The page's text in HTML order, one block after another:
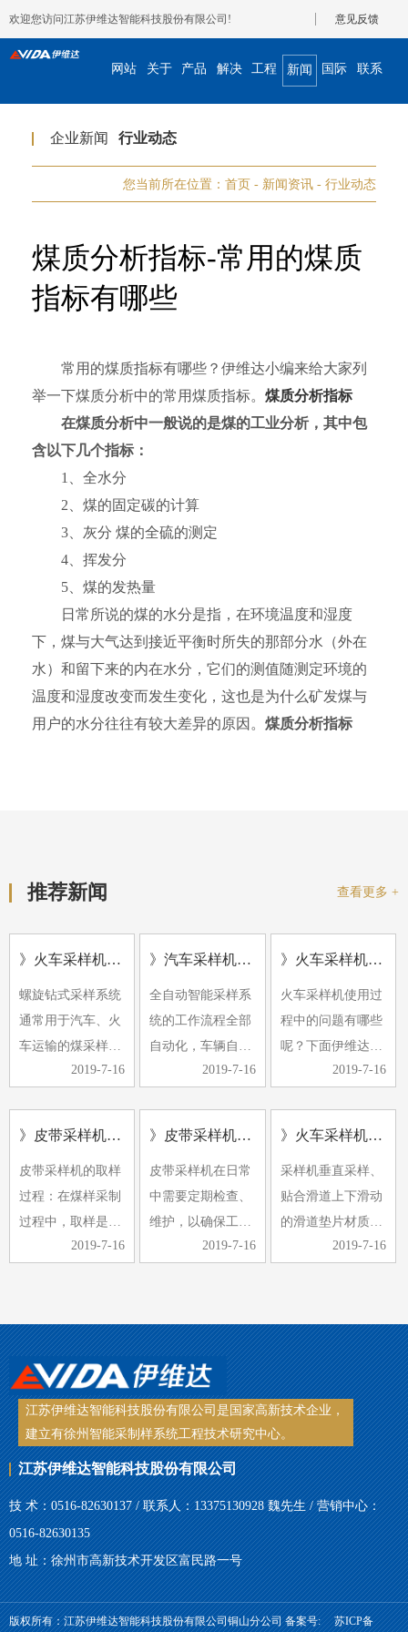
欢迎您访问江苏伊维达智能科技股份有限公司! 意见反馈
网站 关于 产品 解决 工程 新闻 国际 联系
企业新闻 行业动态
您当前所在位置： 首页 - 新闻资讯 - 行业动态
煤质分析指标-常用的煤质
指标有哪些
常用的煤质指标有哪些？伊维达小编来给大家列
举一下煤质分析中的常用煤质指标。 煤质分析指标
在煤质分析中一般说的是煤的工业分析，其中包
含以下几个指标：
1、全水分
2、煤的固定碳的计算
3、灰分 煤的全硫的测定
4、挥发分
5、煤的发热量
日常所说的煤的水分是指，在环境温度和湿度
下，煤与大气达到接近平衡时所失的那部分水（外在
水）和留下来的内在水分，它们的测值随测定环境的
温度和湿度改变而发生变化，这也是为什么矿发煤与
用户的水分往往有较大差异的原因。 煤质分析指标
推荐新闻 查看更多 +
》火车采样机的应用及形式
螺旋钻式采样系统
通常用于汽车、火
车运输的煤采样。
螺旋钻采样机具有
一起放置，形成完
整的称重…
2019-7-16
》汽车采样机常见的故障有哪些
全自动智能采样系
统的工作流程全部
自动化，车辆自动
定位，计算机控制
来，由于煤样要求
的提高和…
2019-7-16
》火车采样机使用过程中的问题
火车采样机使用过
程中的问题有哪些
呢？下面伊维达小
编带大家了解下。
碎机卡住。
2、采…
2019-7-16
》皮带采样机采样过程中煤样的采取是采制化中的重要环节
皮带采样机的取样
过程：在煤样采制
过程中，取样是采
制中的重要环节，
取是关键。手工取
样，常常受到取样
工具、人…
2019-7-16
》皮带采样机日常检查维护
皮带采样机在日常
中需要定期检查、
维护，以确保工作
的顺利进行，同时
么皮带采样机日常
检查维护的工作内
容有哪些…
2019-7-16
》火车采样机使用中有哪些注意事项
采样机垂直采样、
贴合滑道上下滑动
的滑道垫片材质采
用铜板，其耐磨性
力都压在铜板上，
很容易导致滑块脱
落、铜板…
2019-7-16
江苏伊维达智能科技股份有限公司是国家高新技术企业，
建立有徐州智能采制样系统工程技术研究中心。
江苏伊维达智能科技股份有限公司
技 术：0516-82630137 / 联系人：13375130928 魏先生 / 营销中心：
0516-82630135
地 址：徐州市高新技术开发区富民路一号
版权所有：江苏伊维达智能科技股份有限公司铜山分公司 备案号: 苏ICP备